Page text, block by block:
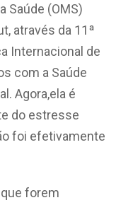
Saúde (OMS)
através da 11ª
Internacional de
com a Saúde
Agora,ela é
do estresse
foi efetivamente
forem